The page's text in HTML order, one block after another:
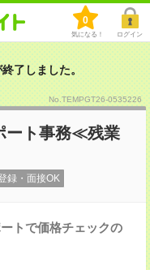
0
気になる！ ログイン
了しました。
No.TEMPGT26-0535226
ート事務≪残業
録・面接OK
トで価格チェックの